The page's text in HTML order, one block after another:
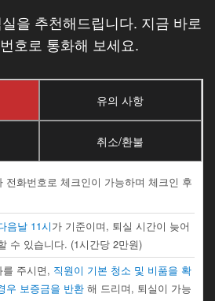
을 추천해드립니다. 지금 바로
호로 통화해 보세요.
유의 사항
취소/환불
전화번호로 체크인이 가능하며 체크인 후
음날 11시가 기준이며, 퇴실 시간이 늦어
수 있습니다. (1시간당 2만원)
주시면, 직원이 기본 청소 및 비품을 확
우 보증금을 반환해 드리며, 퇴실이 가능